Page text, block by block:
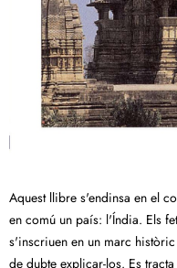
Aquest llibre s'endinsa en el
en comú un país: l'Índia. Els
s'inscriuen en un marc
de dubte explicar-los. Es